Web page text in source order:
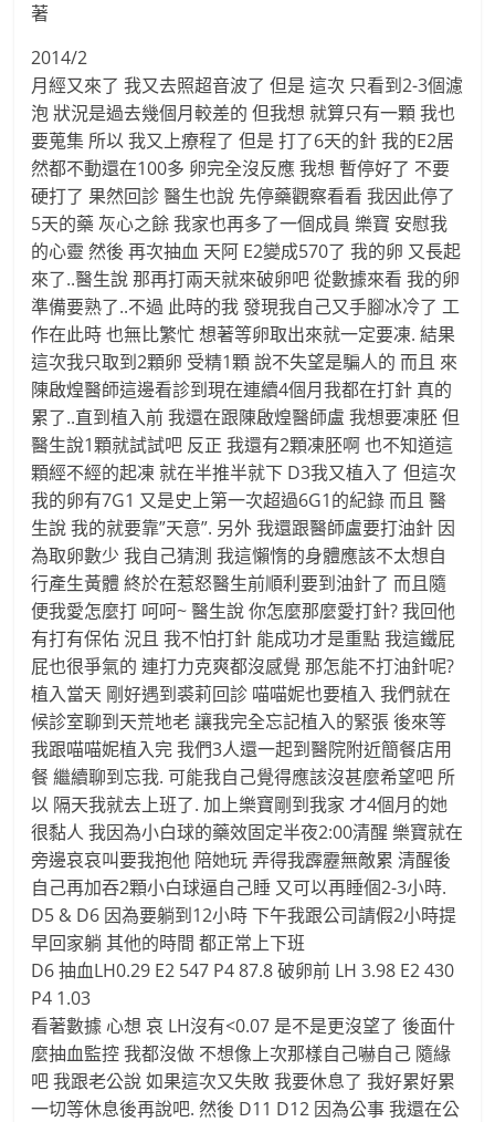
著
2014/2
月經又來了 我又去照超音波了 但是 這次 只看到2-3個濾
泡 狀況是過去幾個月較差的 但我想 就算只有一顆 我也
要蒐集 所以 我又上療程了 但是 打了6天的針 我的E2居
然都不動還在100多 卵完全沒反應 我想 暫停好了 不要
硬打了 果然回診 醫生也說 先停藥觀察看看 我因此停了
5天的藥 灰心之餘 我家也再多了一個成員 樂寶 安慰我
的心靈 然後 再次抽血 天阿 E2變成570了 我的卵 又長起
來了..醫生說 那再打兩天就來破卵吧 從數據來看 我的卵
準備要熟了..不過 此時的我 發現我自己又手腳冰冷了 工
作在此時 也無比繁忙 想著等卵取出來就一定要凍. 結果
這次我只取到2顆卵 受精1顆 說不失望是騙人的 而且 來
陳啟煌醫師這邊看診到現在連續4個月我都在打針 真的
累了..直到植入前 我還在跟陳啟煌醫師盧 我想要凍胚 但
醫生說1顆就試試吧 反正 我還有2顆凍胚啊 也不知道這
顆經不經的起凍 就在半推半就下 D3我又植入了 但這次
我的卵有7G1 又是史上第一次超過6G1的紀錄 而且 醫
生說 我的就要靠”天意”. 另外 我還跟醫師盧要打油針 因
為取卵數少 我自己猜測 我這懶惰的身體應該不太想自
行產生黃體 終於在惹怒醫生前順利要到油針了 而且隨
便我愛怎麼打 呵呵~ 醫生說 你怎麼那麼愛打針? 我回他
有打有保佑 況且 我不怕打針 能成功才是重點 我這鐵屁
屁也很爭氣的 連打力克爽都沒感覺 那怎能不打油針呢?
植入當天 剛好遇到裘莉回診 喵喵妮也要植入 我們就在
候診室聊到天荒地老 讓我完全忘記植入的緊張 後來等
我跟喵喵妮植入完 我們3人還一起到醫院附近簡餐店用
餐 繼續聊到忘我. 可能我自己覺得應該沒甚麼希望吧 所
以 隔天我就去上班了. 加上樂寶剛到我家 才4個月的她
很黏人 我因為小白球的藥效固定半夜2:00清醒 樂寶就在
旁邊哀哀叫要我抱他 陪她玩 弄得我霹靂無敵累 清醒後
自己再加吞2顆小白球逼自己睡 又可以再睡個2-3小時.
D5 & D6 因為要躺到12小時 下午我跟公司請假2小時提
早回家躺 其他的時間 都正常上下班
D6 抽血LH0.29 E2 547 P4 87.8 破卵前 LH 3.98 E2 430
P4 1.03
看著數據 心想 哀 LH沒有<0.07 是不是更沒望了 後面什
麼抽血監控 我都沒做 不想像上次那樣自己嚇自己 隨緣
吧 我跟老公說 如果這次又失敗 我要休息了 我好累好累
一切等休息後再說吧. 然後 D11 D12 因為公事 我還在公